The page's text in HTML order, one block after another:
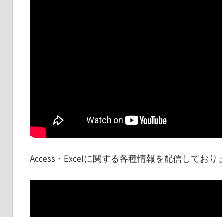
Access・Excelに関する各種情報を配信しており